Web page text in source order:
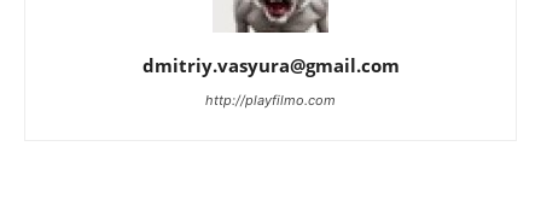
dmitriy.vasyura@gmail.com
http://playfilmo.com